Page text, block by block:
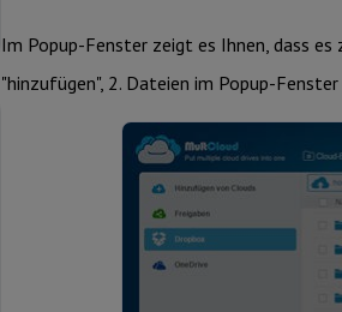
Im Popup-Fenster zeigt es Ihnen, dass
"hinzufügen", 2. Dateien im Popup-